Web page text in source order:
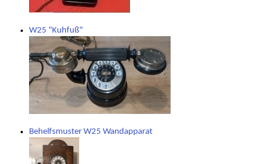
W25 "Kuhfuß"
Behelfsmuster W25 Wandapparat